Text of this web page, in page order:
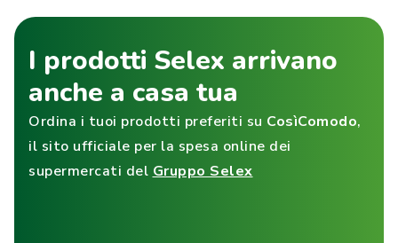
I prodotti Selex arrivano
anche a casa tua
Ordina i tuoi prodotti preferiti su CosìComodo,
il sito ufficiale per la spesa online dei
supermercati del Gruppo Selex